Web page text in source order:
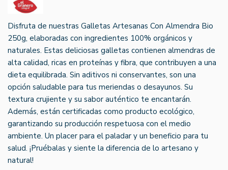
Disfruta de nuestras Galletas Artesanas Con Almendra Bio
250g, elaboradas con ingredientes 100% orgánicos y
naturales. Estas deliciosas galletas contienen almendras de
alta calidad, ricas en proteínas y fibra, que contribuyen a una
dieta equilibrada. Sin aditivos ni conservantes, son una
opción saludable para tus meriendas o desayunos. Su
textura crujiente y su sabor auténtico te encantarán.
Además, están certificadas como producto ecológico,
garantizando su producción respetuosa con el medio
ambiente. Un placer para el paladar y un beneficio para tu
salud. ¡Pruébalas y siente la diferencia de lo artesano y
natural!